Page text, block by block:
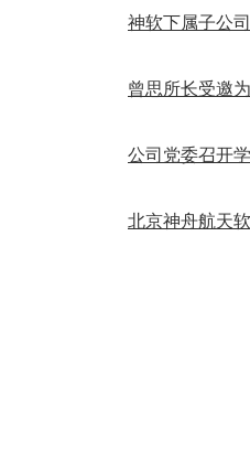
神软下属子公
曾思所长受邀
公司党委召开
北京神舟航天